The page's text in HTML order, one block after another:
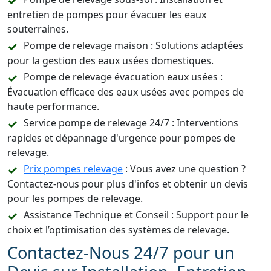
entretien de pompes pour évacuer les eaux
souterraines.
Pompe de relevage maison : Solutions adaptées
pour la gestion des eaux usées domestiques.
Pompe de relevage évacuation eaux usées :
Évacuation efficace des eaux usées avec pompes de
haute performance.
Service pompe de relevage 24/7 : Interventions
rapides et dépannage d'urgence pour pompes de
relevage.
Prix pompes relevage : Vous avez une question ?
Contactez-nous pour plus d'infos et obtenir un devis
pour les pompes de relevage.
Assistance Technique et Conseil : Support pour le
choix et l’optimisation des systèmes de relevage.
Contactez-Nous 24/7 pour un